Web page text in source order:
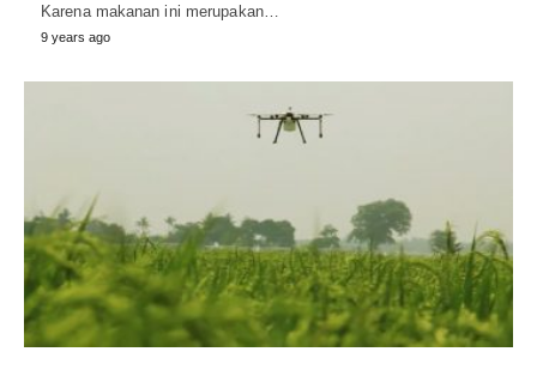
Karena makanan ini merupakan…
9 years ago